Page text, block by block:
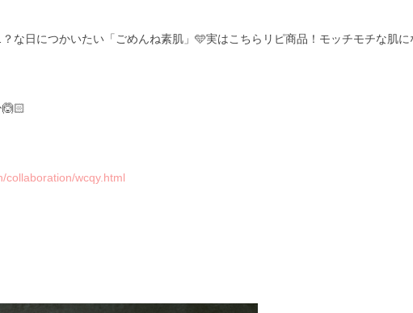
な日につかいたい「ごめんね素肌」🩵実はこちらリピ商品！モッチモチな肌に
collaboration/wcqy.html